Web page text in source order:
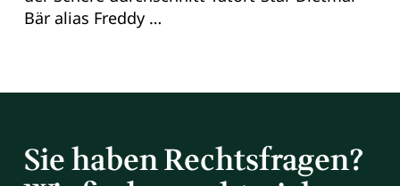
Bär alias Freddy …
Sie haben Rechtsfragen?